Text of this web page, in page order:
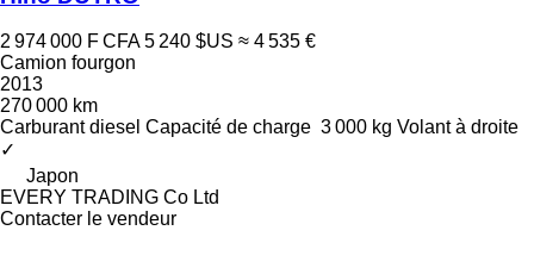
2 974 000 F CFA 5 240 $US ≈ 4 535 €
Camion fourgon
2013
270 000 km
Carburant diesel Capacité de charge 3 000 kg Volant à droite
✓
Japon
EVERY TRADING Co Ltd
Contacter le vendeur